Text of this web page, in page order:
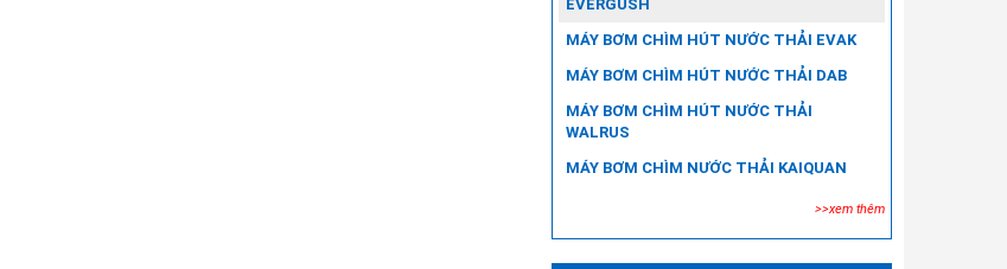
EVERGUSH
MÁY BƠM CHÌM HÚT NƯỚC THẢI EVAK
MÁY BƠM CHÌM HÚT NƯỚC THẢI DAB
MÁY BƠM CHÌM HÚT NƯỚC THẢI
WALRUS
MÁY BƠM CHÌM NƯỚC THẢI KAIQUAN
>>xem thêm